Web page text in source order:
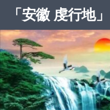
跳至内容
「安徽 虔行地」